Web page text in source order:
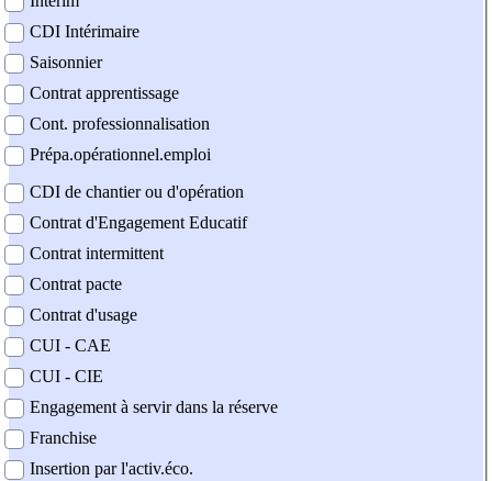
CDI Intérimaire
Saisonnier
Contrat apprentissage
Cont. professionnalisation
Prépa.opérationnel.emploi
CDI de chantier ou d'opération
Contrat d'Engagement Educatif
Contrat intermittent
Contrat pacte
Contrat d'usage
CUI - CAE
CUI - CIE
Engagement à servir dans la réserve
Franchise
Insertion par l'activ.éco.